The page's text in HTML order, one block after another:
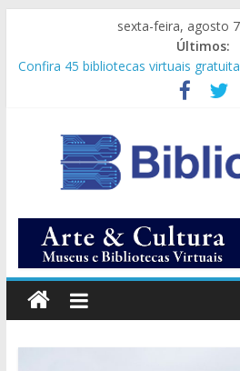
sexta-feira, agosto
Últimos:
Confira 45 bibliotecas virtuais
Secretário-geral da ONU pede que
Vagas Empregatic
Conheça 50 sites de bibliotecas com